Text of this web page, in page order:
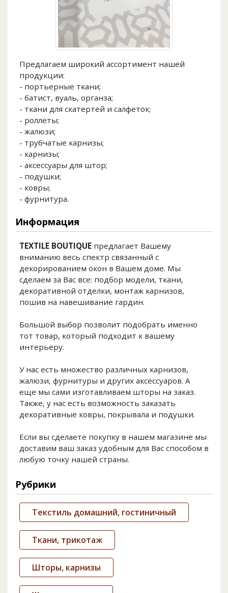
Предлагаем широкий ассортимент нашей
продукции:
- портьерные ткани;
- батист, вуаль, органза;
- ткани для скатертей и салфеток;
- роллеты;
- жалюзи;
- трубчатые карнизы;
- карнизы;
- аксессуары для штор;
- подушки;
- ковры;
- фурнитура.
Информация
TEXTILE BOUTIQUE предлагает Вашему
вниманию весь спектр связанный с
декорированием окон в Вашем доме. Мы
сделаем за Вас все: подбор модели, ткани,
декоративной отделки, монтаж карнизов,
пошив на навешивание гардин.
Большой выбор позволит подобрать именно
тот товар, который подходит к вашему
интерьеру.
У нас есть множество различных карнизов,
жалюзи, фурнитуры и других аксессуаров. А
еще мы сами изготавливаем шторы на заказ.
Также, у нас есть возможность заказать
декоративные ковры, покрывала и подушки.
Если вы сделаете покупку в нашем магазине мы
доставим ваш заказ удобным для Вас способом в
любую точку нашей страны.
Рубрики
Текстиль домашний, гостиничный
Ткани, трикотаж
Шторы, карнизы